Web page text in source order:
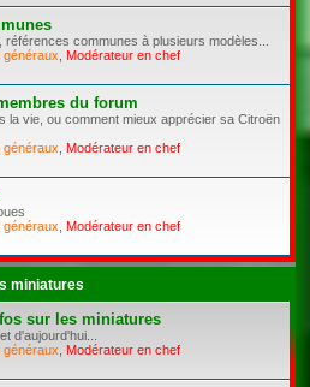
communes à plusieurs modèles...
généraux
Modérateur en chef
du forum
la vie, ou comment mieux apprécier sa Citroën
généraux
Modérateur en chef
Modérateur en chef
miniatures
sur les miniatures
d'aujourd'hui...
généraux
Modérateur en chef